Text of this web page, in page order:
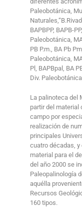
Paleobotánica,
BAPBPP, BAPB-
Paleobotánica,
PB P.m., BA Pb
Paleobotánica,
Pl, BAPBpal, BA
Div.
La palinoteca del
partir del material
campo por
realización de
principales
cuatro décadas,
material para el
del año 2000 se
Paleopalinología
aquélla
Recursos
160 tipos.